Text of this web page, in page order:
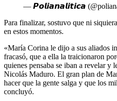
— 𝙋𝙤𝙡𝙞𝙖𝙣𝙖𝙡𝙞𝙩𝙞𝙘𝙖
Para finalizar, sostuvo que ni
en estos momentos.
«María Corina le dijo a sus aliados
fracasó, que a ella la traicionaron
quienes pensaba se iban a revelar y
Nicolás Maduro. El gran plan de
hacer que la gente salga y que los
concluyó.